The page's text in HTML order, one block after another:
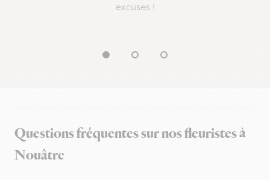
excuses !
Questions fréquentes sur nos fleuristes à
Nouâtre